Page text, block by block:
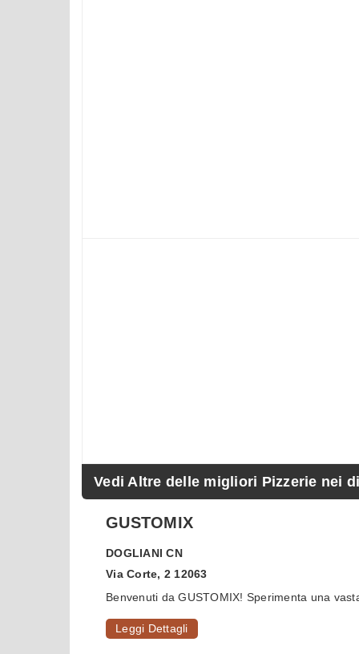
Vedi Altre delle migliori Pizzerie nei
GUSTOMIX
DOGLIANI CN
Via Corte, 2 12063
Benvenuti da GUSTOMIX! Sperimenta una
Leggi Dettagli